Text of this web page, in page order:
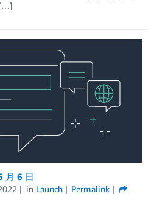
[…]
月 6 日
in Launch
Permalink